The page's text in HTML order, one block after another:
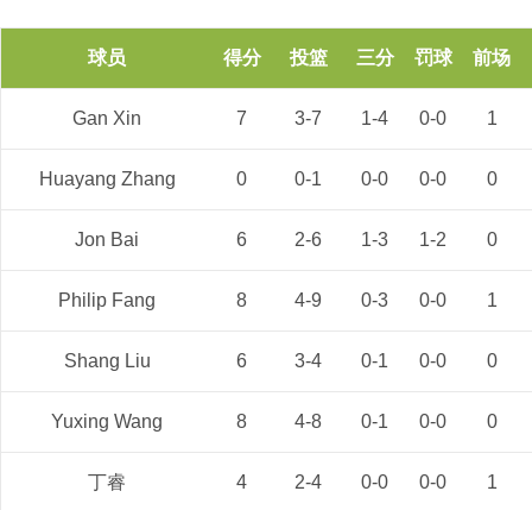
球员 得分 投篮 三分 罚球 前场
Gan Xin 7 3-7 1-4 0-0 1
Huayang Zhang 0 0-1 0-0 0-0 0
Jon Bai 6 2-6 1-3 1-2 0
Philip Fang 8 4-9 0-3 0-0 1
Shang Liu 6 3-4 0-1 0-0 0
Yuxing Wang 8 4-8 0-1 0-0 0
丁睿 4 2-4 0-0 0-0 1